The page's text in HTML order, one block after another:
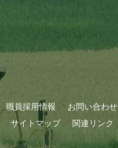
職員採用情報
お問い合わせ
サイトマップ 関連リンク